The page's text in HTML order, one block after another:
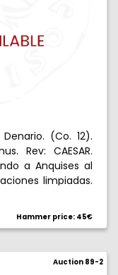
(Co. 12).
Rev: CAESAR.
a Anquises al
limpiadas.
Hammer price: 45€
Auction 89-2